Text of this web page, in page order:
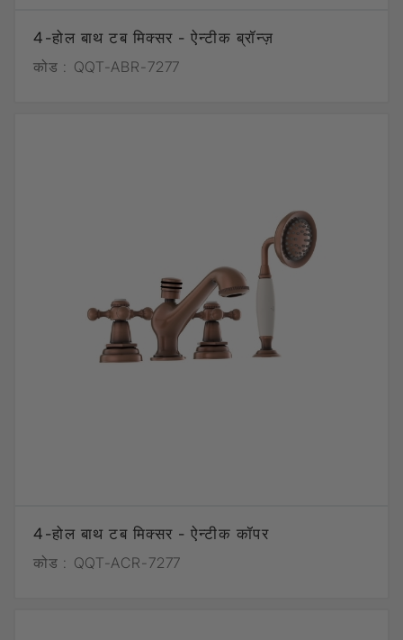
4-होल बाथ टब मिक्सर - ऐन्टीक ब्रॉन्ज़
कोड : QQT-ABR-7277
4-होल बाथ टब मिक्सर - ऐन्टीक कॉपर
कोड : QQT-ACR-7277